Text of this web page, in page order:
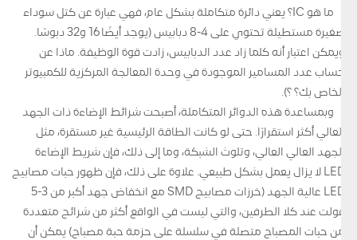
ما هو IC؟ يعني دائرة متكاملة بشكل عام، فهي عبارة عن كتل سوداء
صغيرة مستطيلة تحتوي على 4-8 دبابيس (يوجد أيضًا 16 و32 دبوسًا.
ويمكن اعتبار أنه كلما زاد عدد الدبابيس، زادت قوة الوظيفة. ماذا عن
حساب عدد المسامير الموجودة في وحدة المعالجة المركزية للكمبيوتر
الخاص بك؟ ؟).
وبمساعدة هذه الدوائر المتكاملة، أصبحت شرائط الإضاءة ذات الجهد
العالي أكثر استقرارًا. حتى لو كانت الطاقة الرئيسية غير مستقرة، مثل
الجهد العالي العالي، وتلوث الشبكة، وما إلى ذلك، فإن شريط الإضاءة
LED لا يزال يعمل بشكل طبيعي. علاوة على ذلك، فإن ظهور حبات مصابيح
LED عالية الجهد (خرزات مصابيح SMD مع انخفاض جهد أكبر من 3-5
فولت عند كلا الطرفين، والتي ليست في الواقع أكثر من شرائح متعددة
من حبات المصباح متصلة في سلسلة على حزمة حبة مصباح) يمكن أن